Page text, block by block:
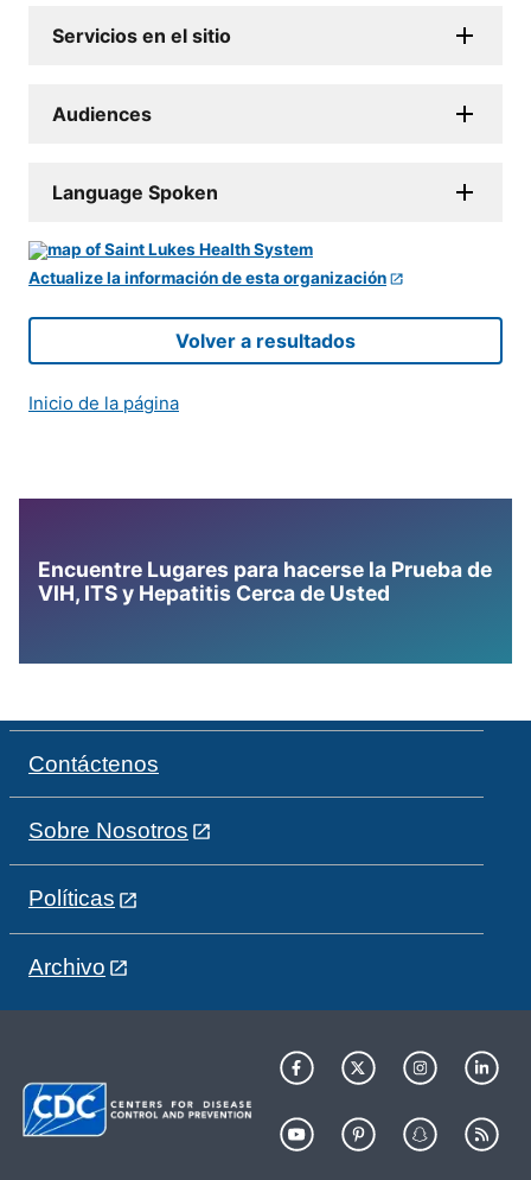
Servicios en el sitio
Audiences
Language Spoken
Actualize la información de esta organización
Volver a resultados
Inicio de la página
Encuentre Lugares para hacerse la Prueba de
VIH, ITS y Hepatitis Cerca de Usted
Contáctenos
Sobre Nosotros
Políticas
Archivo